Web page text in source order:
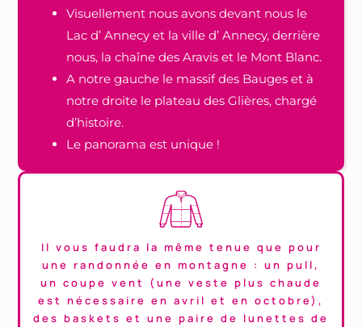
Visuellement nous avons devant nous le
Lac d’ Annecy et la ville d’ Annecy, derrière
nous, la chaîne des Aravis et le Mont Blanc.
A notre gauche le massif des Bauges et à
notre droite le plateau des Glières, chargé
d’histoire.
Le panorama est unique !
Il vous faudra la même tenue que pour
une randonnée en montagne : un pull,
un coupe vent (une veste plus chaude
est nécessaire en avril et en octobre),
des baskets et une paire de lunettes de